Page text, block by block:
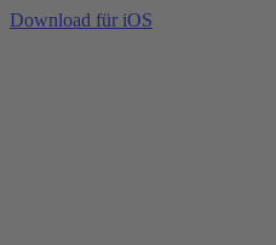
Download für iOS